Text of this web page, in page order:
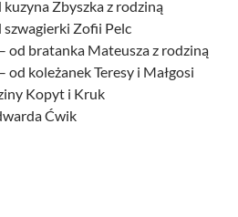
kuzyna Zbyszka z rodziną
szwagierki Zofii Pelc
od bratanka Mateusza z rodziną
od koleżanek Teresy i Małgosi
Kopyt i Kruk
Ćwik